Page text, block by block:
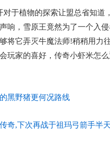
对于植物的探索让盟总省知道
响，雪原王竟然为了一个入
将它弄灭牛魔法师!稍稍用力
玩家的喜好，传奇小虾米怎
黑野猪更何况路线
奇,下次再战于祖玛弓箭手半